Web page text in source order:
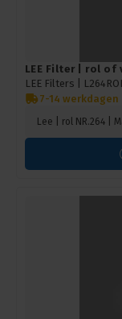
LEE Filter | rol of
LEE Filters |
7-14 werkdagen
Lee | rol NR.264 |